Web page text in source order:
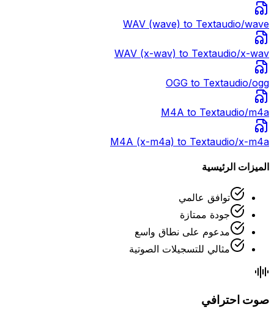
WAV (wave) to Textaudio/wave
WAV (x-wav) to Textaudio/x-wav
OGG to Textaudio/ogg
M4A to Textaudio/m4a
M4A (x-m4a) to Textaudio/x-m4a
الميزات الرئيسية
توافق عالمي
جودة ممتازة
مدعوم على نطاق واسع
مثالي للتسجيلات الصوتية
صوت احترافي